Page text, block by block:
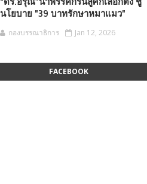
นโยบาย "39 บาทรักษาหมาแมว"
กองบรรณาธิการ Jan 12, 2026
FACEBOOK